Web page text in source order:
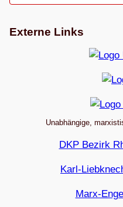
Externe Links
Unabhängige,
DKP Bezirk
Karl-
Marx-